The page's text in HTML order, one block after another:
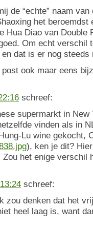
de “echte” naam
het beroemdst
Hua Diao van Double
Om echt verschil
dat is er nog steeds
ook maar eens
schreef:
supermarkt in New
vinden als in
Lu wine gekocht,
), ken je dit?
het enige verschil
schreef:
zou denken dat het
heel laag is, want